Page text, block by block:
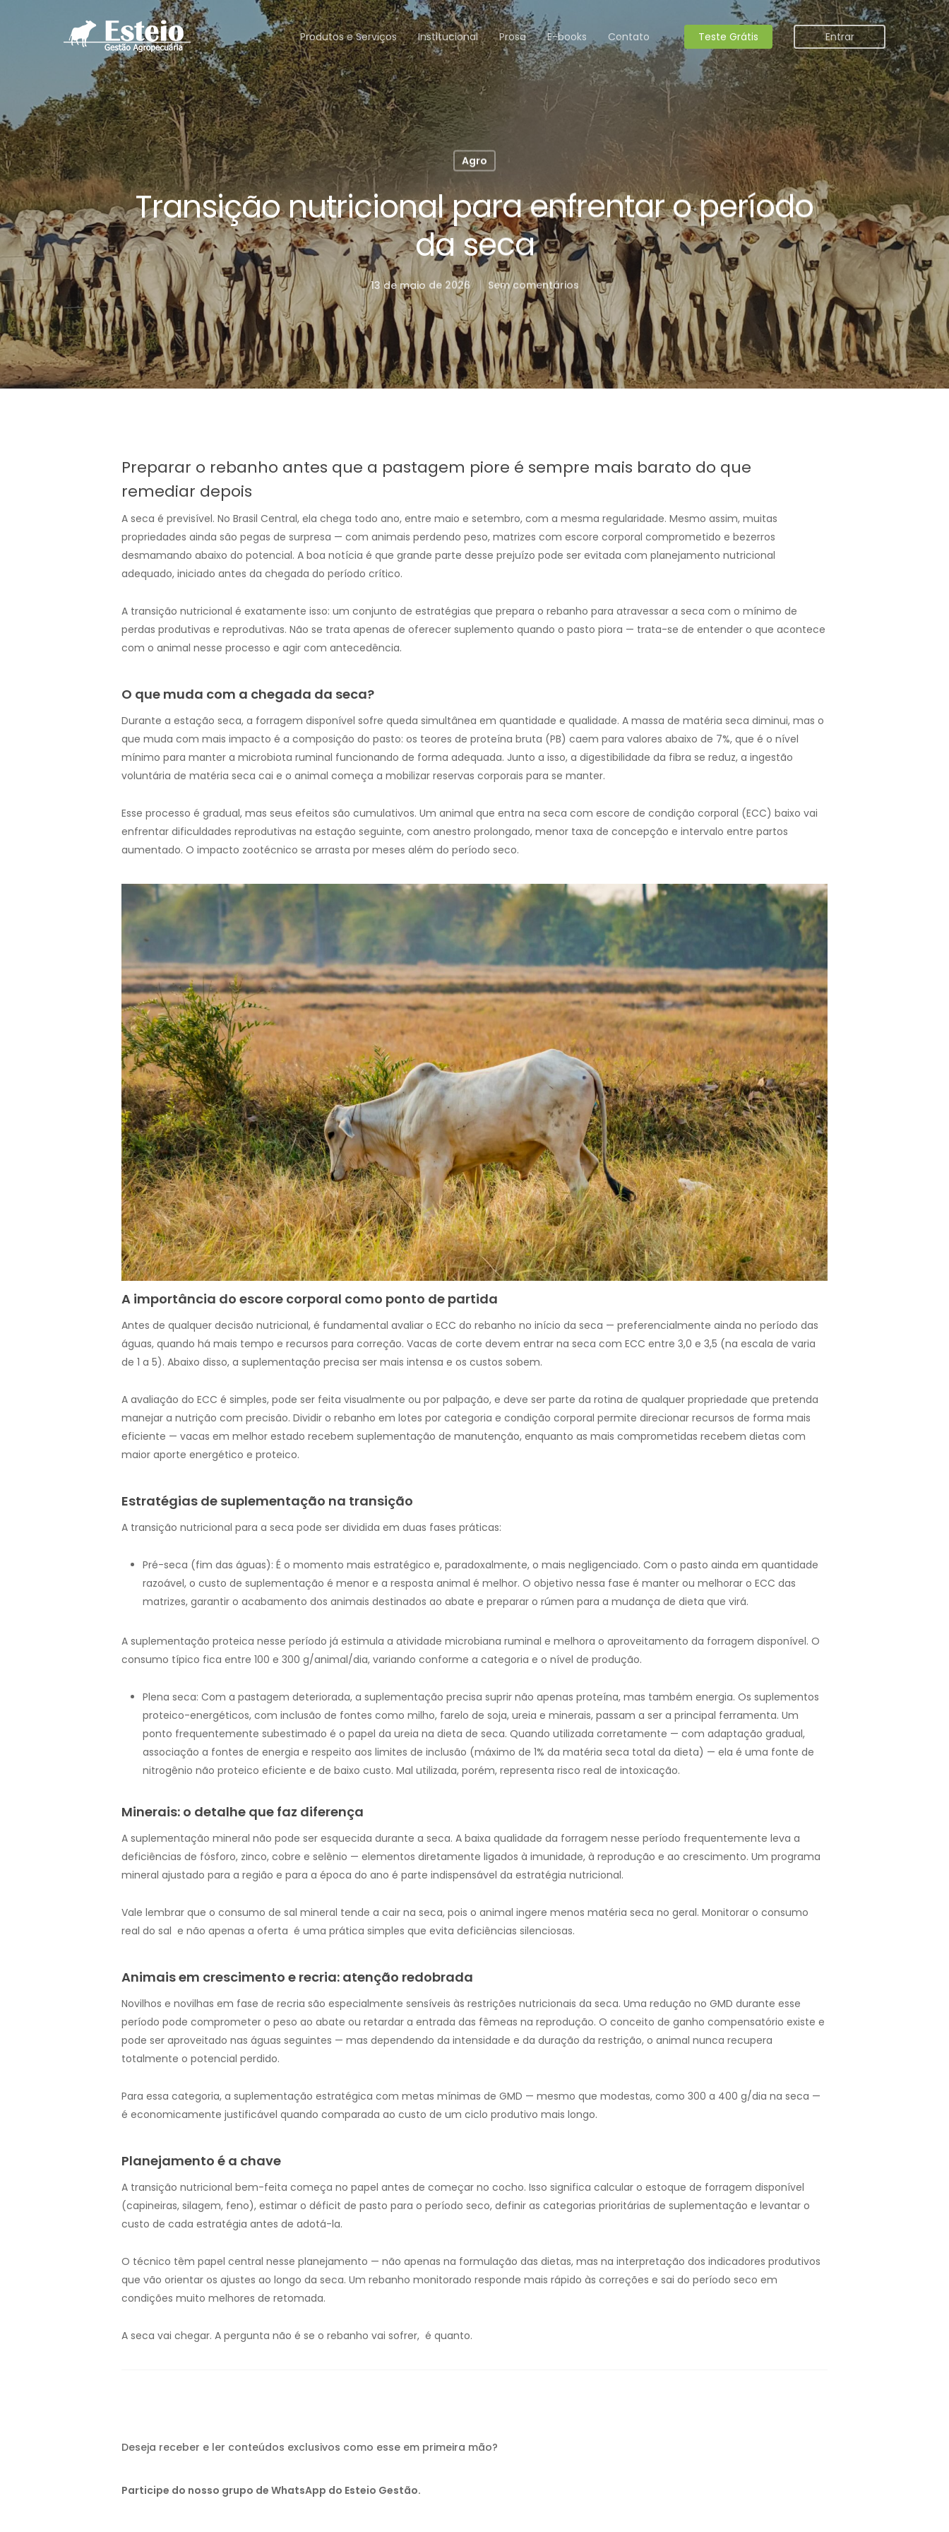
Produtos e Serviços Institucional Prosa E-books Contato Teste Grátis Entrar
Agro
Transição nutricional para enfrentar o período
da seca
13 de maio de 2026 Sem comentários
Preparar o rebanho antes que a pastagem piore é sempre mais barato do que
remediar depois
A seca é previsível. No Brasil Central, ela chega todo ano, entre maio e setembro, com a mesma regularidade. Mesmo assim, muitas
propriedades ainda são pegas de surpresa — com animais perdendo peso, matrizes com escore corporal comprometido e bezerros
desmamando abaixo do potencial. A boa notícia é que grande parte desse prejuízo pode ser evitada com planejamento nutricional
adequado, iniciado antes da chegada do período crítico.
A transição nutricional é exatamente isso: um conjunto de estratégias que prepara o rebanho para atravessar a seca com o mínimo de
perdas produtivas e reprodutivas. Não se trata apenas de oferecer suplemento quando o pasto piora — trata-se de entender o que acontece
com o animal nesse processo e agir com antecedência.
O que muda com a chegada da seca?
Durante a estação seca, a forragem disponível sofre queda simultânea em quantidade e qualidade. A massa de matéria seca diminui, mas o
que muda com mais impacto é a composição do pasto: os teores de proteína bruta (PB) caem para valores abaixo de 7%, que é o nível
mínimo para manter a microbiota ruminal funcionando de forma adequada. Junto a isso, a digestibilidade da fibra se reduz, a ingestão
voluntária de matéria seca cai e o animal começa a mobilizar reservas corporais para se manter.
Esse processo é gradual, mas seus efeitos são cumulativos. Um animal que entra na seca com escore de condição corporal (ECC) baixo vai
enfrentar dificuldades reprodutivas na estação seguinte, com anestro prolongado, menor taxa de concepção e intervalo entre partos
aumentado. O impacto zootécnico se arrasta por meses além do período seco.
A importância do escore corporal como ponto de partida
Antes de qualquer decisão nutricional, é fundamental avaliar o ECC do rebanho no início da seca — preferencialmente ainda no período das
águas, quando há mais tempo e recursos para correção. Vacas de corte devem entrar na seca com ECC entre 3,0 e 3,5 (na escala de varia
de 1 a 5). Abaixo disso, a suplementação precisa ser mais intensa e os custos sobem.
A avaliação do ECC é simples, pode ser feita visualmente ou por palpação, e deve ser parte da rotina de qualquer propriedade que pretenda
manejar a nutrição com precisão. Dividir o rebanho em lotes por categoria e condição corporal permite direcionar recursos de forma mais
eficiente — vacas em melhor estado recebem suplementação de manutenção, enquanto as mais comprometidas recebem dietas com
maior aporte energético e proteico.
Estratégias de suplementação na transição
A transição nutricional para a seca pode ser dividida em duas fases práticas:
Pré-seca (fim das águas): É o momento mais estratégico e, paradoxalmente, o mais negligenciado. Com o pasto ainda em quantidade
razoável, o custo de suplementação é menor e a resposta animal é melhor. O objetivo nessa fase é manter ou melhorar o ECC das
matrizes, garantir o acabamento dos animais destinados ao abate e preparar o rúmen para a mudança de dieta que virá.
A suplementação proteica nesse período já estimula a atividade microbiana ruminal e melhora o aproveitamento da forragem disponível. O
consumo típico fica entre 100 e 300 g/animal/dia, variando conforme a categoria e o nível de produção.
Plena seca: Com a pastagem deteriorada, a suplementação precisa suprir não apenas proteína, mas também energia. Os suplementos
proteico-energéticos, com inclusão de fontes como milho, farelo de soja, ureia e minerais, passam a ser a principal ferramenta. Um
ponto frequentemente subestimado é o papel da ureia na dieta de seca. Quando utilizada corretamente — com adaptação gradual,
associação a fontes de energia e respeito aos limites de inclusão (máximo de 1% da matéria seca total da dieta) — ela é uma fonte de
nitrogênio não proteico eficiente e de baixo custo. Mal utilizada, porém, representa risco real de intoxicação.
Minerais: o detalhe que faz diferença
A suplementação mineral não pode ser esquecida durante a seca. A baixa qualidade da forragem nesse período frequentemente leva a
deficiências de fósforo, zinco, cobre e selênio — elementos diretamente ligados à imunidade, à reprodução e ao crescimento. Um programa
mineral ajustado para a região e para a época do ano é parte indispensável da estratégia nutricional.
Vale lembrar que o consumo de sal mineral tende a cair na seca, pois o animal ingere menos matéria seca no geral. Monitorar o consumo
real do sal e não apenas a oferta é uma prática simples que evita deficiências silenciosas.
Animais em crescimento e recria: atenção redobrada
Novilhos e novilhas em fase de recria são especialmente sensíveis às restrições nutricionais da seca. Uma redução no GMD durante esse
período pode comprometer o peso ao abate ou retardar a entrada das fêmeas na reprodução. O conceito de ganho compensatório existe e
pode ser aproveitado nas águas seguintes — mas dependendo da intensidade e da duração da restrição, o animal nunca recupera
totalmente o potencial perdido.
Para essa categoria, a suplementação estratégica com metas mínimas de GMD — mesmo que modestas, como 300 a 400 g/dia na seca —
é economicamente justificável quando comparada ao custo de um ciclo produtivo mais longo.
Planejamento é a chave
A transição nutricional bem-feita começa no papel antes de começar no cocho. Isso significa calcular o estoque de forragem disponível
(capineiras, silagem, feno), estimar o déficit de pasto para o período seco, definir as categorias prioritárias de suplementação e levantar o
custo de cada estratégia antes de adotá-la.
O técnico têm papel central nesse planejamento — não apenas na formulação das dietas, mas na interpretação dos indicadores produtivos
que vão orientar os ajustes ao longo da seca. Um rebanho monitorado responde mais rápido às correções e sai do período seco em
condições muito melhores de retomada.
A seca vai chegar. A pergunta não é se o rebanho vai sofrer, é quanto.
Deseja receber e ler conteúdos exclusivos como esse em primeira mão?
Participe do nosso grupo de WhatsApp do Esteio Gestão.